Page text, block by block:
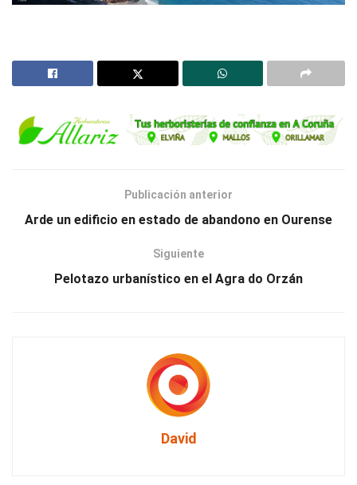
Publicación anterior
Arde un edificio en estado de abandono en Ourense
Siguiente
Pelotazo urbanístico en el Agra do Orzán
David